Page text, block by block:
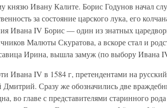
князю Ивану Калите. Борис Годунов начал
за состояние царского лука, его
Ивана IV Борис — один из знатных
Малюты Скуратова, а вскоре стал и
Ирина, вышла замуж (по выбору Ивана
Ивана IV в 1584 г, претендентами на
Дмитрий. Сразу же обозначились две
во главе с представителями старинного